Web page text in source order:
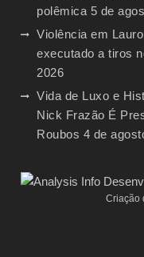
polêmica 5 de
Violência em
executado a tiros
2026
Vida de Luxo e
Nick Frazão É
Roubos 4 de
Criação